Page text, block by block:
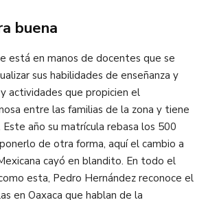
buena
está en manos de docentes que se
sus habilidades de enseñanza y
actividades que propicien el
entre las familias de la zona y tiene
año su matrícula rebasa los 500
de otra forma, aquí el cambio a
cayó en blandito. En todo el
esta, Pedro Hernández reconoce el
en Oaxaca que hablan de la